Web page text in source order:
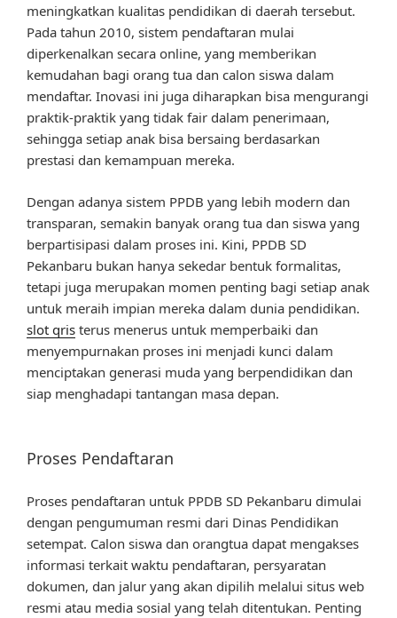
meningkatkan kualitas pendidikan di daerah tersebut.
Pada tahun 2010, sistem pendaftaran mulai
diperkenalkan secara online, yang memberikan
kemudahan bagi orang tua dan calon siswa dalam
mendaftar. Inovasi ini juga diharapkan bisa mengurangi
praktik-praktik yang tidak fair dalam penerimaan,
sehingga setiap anak bisa bersaing berdasarkan
prestasi dan kemampuan mereka.
Dengan adanya sistem PPDB yang lebih modern dan
transparan, semakin banyak orang tua dan siswa yang
berpartisipasi dalam proses ini. Kini, PPDB SD
Pekanbaru bukan hanya sekedar bentuk formalitas,
tetapi juga merupakan momen penting bagi setiap anak
untuk meraih impian mereka dalam dunia pendidikan.
slot qris terus menerus untuk memperbaiki dan
menyempurnakan proses ini menjadi kunci dalam
menciptakan generasi muda yang berpendidikan dan
siap menghadapi tantangan masa depan.
Proses Pendaftaran
Proses pendaftaran untuk PPDB SD Pekanbaru dimulai
dengan pengumuman resmi dari Dinas Pendidikan
setempat. Calon siswa dan orangtua dapat mengakses
informasi terkait waktu pendaftaran, persyaratan
dokumen, dan jalur yang akan dipilih melalui situs web
resmi atau media sosial yang telah ditentukan. Penting